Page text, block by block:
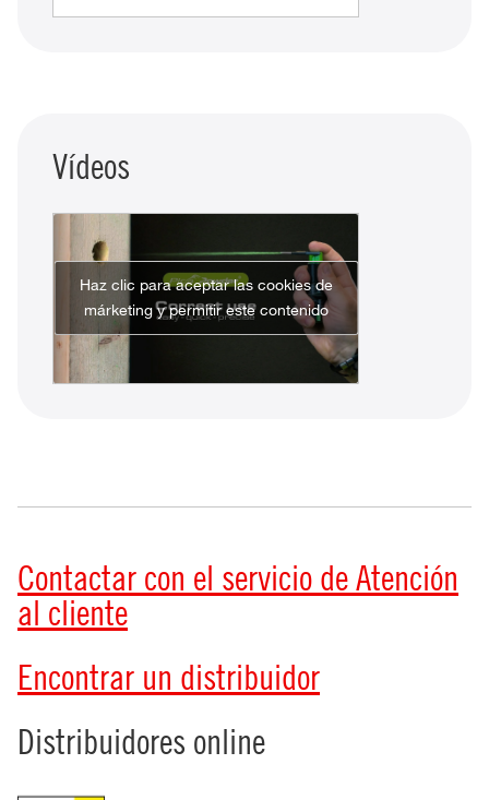
Vídeos
Haz clic para aceptar las cookies de
márketing y permitir este contenido
Contactar con el servicio de Atención
al cliente
Encontrar un distribuidor
Distribuidores online